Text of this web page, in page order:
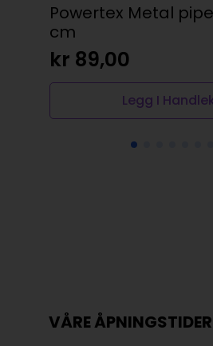
Powertex Metal
cm
kr 89,00
Legg I
VÅRE ÅPNINGSTIDER